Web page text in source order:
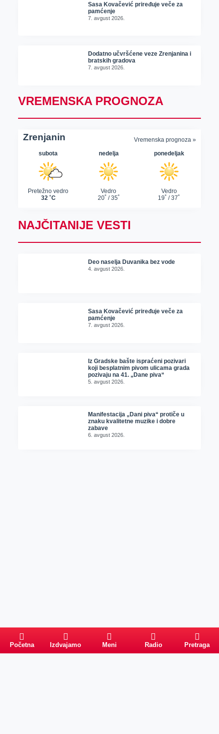
Sasa Kovačević priređuje veče za
pamćenje
7. avgust 2026.
Dodatno učvršćene veze Zrenjanina i
bratskih gradova
7. avgust 2026.
VREMENSKA PROGNOZA
NAJČITANIJE VESTI
Deo naselja Duvanika bez vode
4. avgust 2026.
Sasa Kovačević priređuje veče za
pamćenje
7. avgust 2026.
Iz Gradske bašte ispraćeni pozivari
koji besplatnim pivom ulicama grada
pozivaju na 41. „Dane piva“
5. avgust 2026.
Manifestacija „Dani piva“ protiče u
znaku kvalitetne muzike i dobre
zabave
6. avgust 2026.
Početna Izdvajamo Meni Radio Pretraga